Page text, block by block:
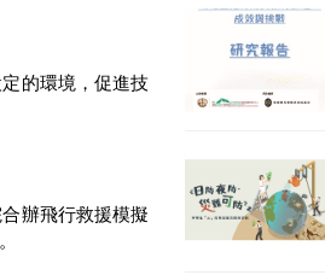
的環境，促進技
辦飛行救援模擬